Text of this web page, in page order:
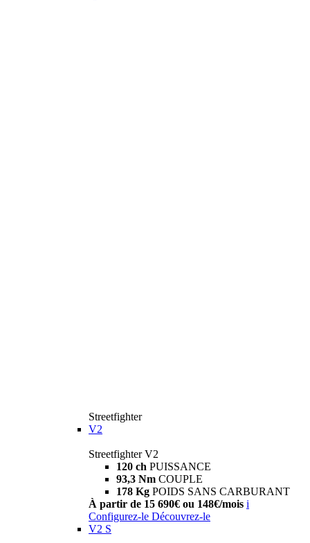
Streetfighter
V2
Streetfighter V2
120 ch PUISSANCE
93,3 Nm COUPLE
178 Kg POIDS SANS CARBURANT
À partir de 15 690€ ou 148€/mois i
Configurez-le Découvrez-le
V2 S